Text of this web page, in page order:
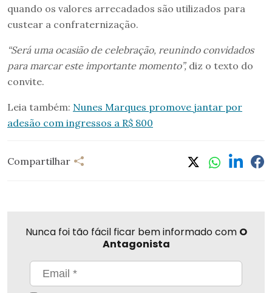
quando os valores arrecadados são utilizados para
custear a confraternização.
“Será uma ocasião de celebração, reunindo convidados
para marcar este importante momento”, diz o texto do
convite.
Leia também: Nunes Marques promove jantar por
adesão com ingressos a R$ 800
Compartilhar
Nunca foi tão fácil ficar bem informado com O
Antagonista